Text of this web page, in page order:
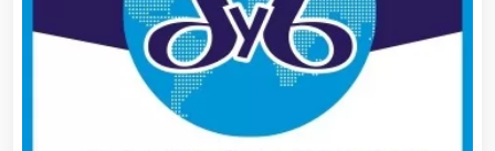
Copiadoras
Cortinas, Persianas y Alfombras